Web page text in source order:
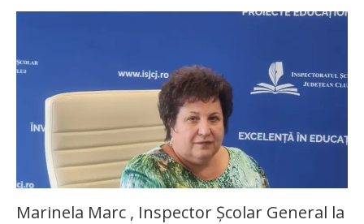
Marinela Marc , Inspector Școlar General la